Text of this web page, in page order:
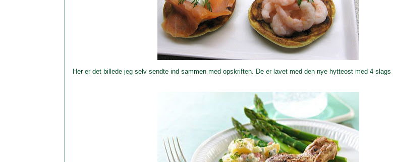
Her er det billede jeg selv sendte ind sammen med opskriften. De er lavet med den nye hytteost med 4 slags